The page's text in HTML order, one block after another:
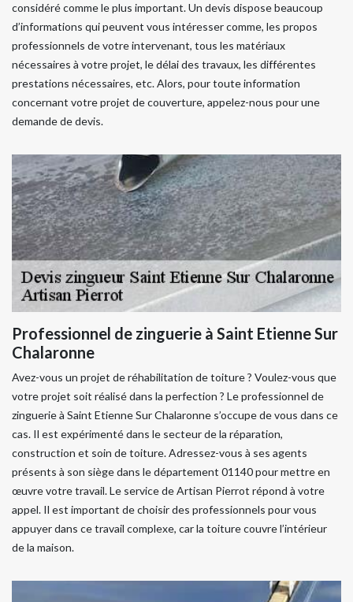
considéré comme le plus important. Un devis dispose beaucoup
d’informations qui peuvent vous intéresser comme, les propos
professionnels de votre intervenant, tous les matériaux
nécessaires à votre projet, le délai des travaux, les différentes
prestations nécessaires, etc. Alors, pour toute information
concernant votre projet de couverture, appelez-nous pour une
demande de devis.
Professionnel de zinguerie à Saint Etienne Sur
Chalaronne
Avez-vous un projet de réhabilitation de toiture ? Voulez-vous que
votre projet soit réalisé dans la perfection ? Le professionnel de
zinguerie à Saint Etienne Sur Chalaronne s’occupe de vous dans ce
cas. Il est expérimenté dans le secteur de la réparation,
construction et soin de toiture. Adressez-vous à ses agents
présents à son siège dans le département 01140 pour mettre en
œuvre votre travail. Le service de Artisan Pierrot répond à votre
appel. Il est important de choisir des professionnels pour vous
appuyer dans ce travail complexe, car la toiture couvre l’intérieur
de la maison.